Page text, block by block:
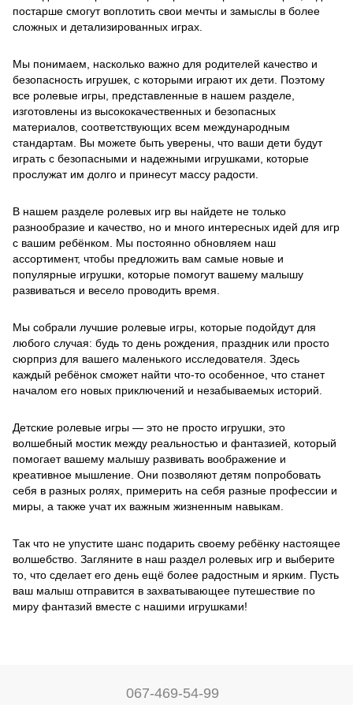
постарше смогут воплотить свои мечты и замыслы в более
сложных и детализированных играх.
Мы понимаем, насколько важно для родителей качество и
безопасность игрушек, с которыми играют их дети. Поэтому
все ролевые игры, представленные в нашем разделе,
изготовлены из высококачественных и безопасных
материалов, соответствующих всем международным
стандартам. Вы можете быть уверены, что ваши дети будут
играть с безопасными и надежными игрушками, которые
прослужат им долго и принесут массу радости.
В нашем разделе ролевых игр вы найдете не только
разнообразие и качество, но и много интересных идей для игр
с вашим ребёнком. Мы постоянно обновляем наш
ассортимент, чтобы предложить вам самые новые и
популярные игрушки, которые помогут вашему малышу
развиваться и весело проводить время.
Мы собрали лучшие ролевые игры, которые подойдут для
любого случая: будь то день рождения, праздник или просто
сюрприз для вашего маленького исследователя. Здесь
каждый ребёнок сможет найти что-то особенное, что станет
началом его новых приключений и незабываемых историй.
Детские ролевые игры — это не просто игрушки, это
волшебный мостик между реальностью и фантазией, который
помогает вашему малышу развивать воображение и
креативное мышление. Они позволяют детям попробовать
себя в разных ролях, примерить на себя разные профессии и
миры, а также учат их важным жизненным навыкам.
Так что не упустите шанс подарить своему ребёнку настоящее
волшебство. Загляните в наш раздел ролевых игр и выберите
то, что сделает его день ещё более радостным и ярким. Пусть
ваш малыш отправится в захватывающее путешествие по
миру фантазий вместе с нашими игрушками!
067-469-54-99